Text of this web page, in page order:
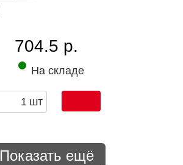
704.5 р.
На складе
шт
Показать ещё